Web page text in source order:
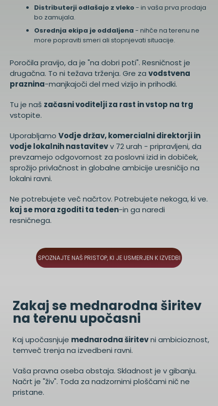
Distributerji odlašajo z vleko- in vaša prva prodaja
bo zamujala.
Osrednja ekipa je oddaljena - nihče na terenu ne
more popraviti smeri ali stopnjevati situacije.
Poročila pravijo, da je "na dobri poti". Resničnost je
drugačna. To ni težava trženja. Gre za vodstvena
praznina-manjkajoči del med vizijo in prihodki.
Tu je naš začasni voditelji za rast in vstop na trg
vstopite.
Uporabljamo Vodje držav, komercialni direktorji in
vodje lokalnih nastavitevv 72 urah - pripravljeni, da
prevzamejo odgovornost za poslovni izid in dobiček,
sprožijo privlačnost in globalne ambicije uresničijo na
lokalni ravni.
Ne potrebujete več načrtov. Potrebujete nekoga, ki ve.
kaj se mora zgoditi ta teden-in ga naredi
resničnega.
SPOZNAJTE NAŠ PRISTOP, KI JE USMERJEN K IZVEDBI
Zakaj se mednarodna širitev
na terenu upočasni
Kaj upočasnjuje mednarodna širitevni ambicioznost,
temveč trenja na izvedbeni ravni.
Vaša pravna oseba obstaja. Skladnost je v gibanju.
Načrt je "živ". Toda za nadzornimi ploščami nič ne
pristane.